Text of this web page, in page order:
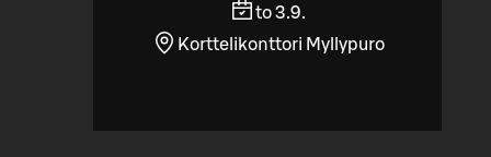
to 3.9.
Korttelikonttori Myllypuro